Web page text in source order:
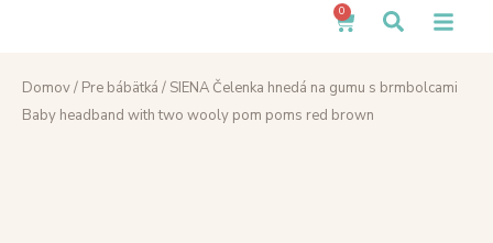
0
Domov/ Pre bábätká / SIENA Čelenka hnedá na gumu s brmbolcami
Baby headband with two wooly pom poms red brown